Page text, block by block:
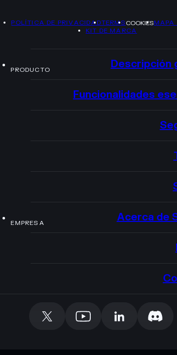
POLÍTICA DE PRIVACIDADTERMSCOOKIESMAPA
KIT DE MARCA
PRODUCTO Descripción
Funcionalidades
EMPRESA Acerca de